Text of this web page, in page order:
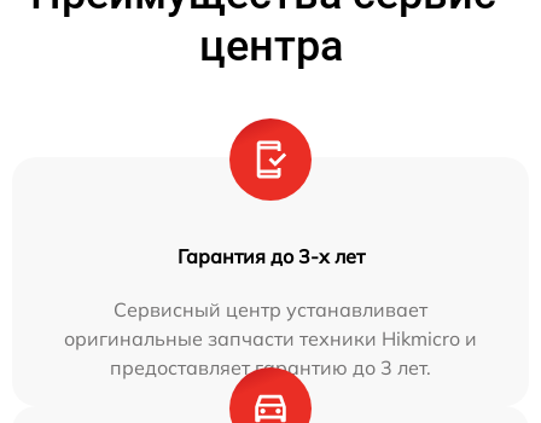
центра
Гарантия до 3-х лет
Сервисный центр устанавливает
оригинальные запчасти техники Hikmicro и
предоставляет гарантию до 3 лет.